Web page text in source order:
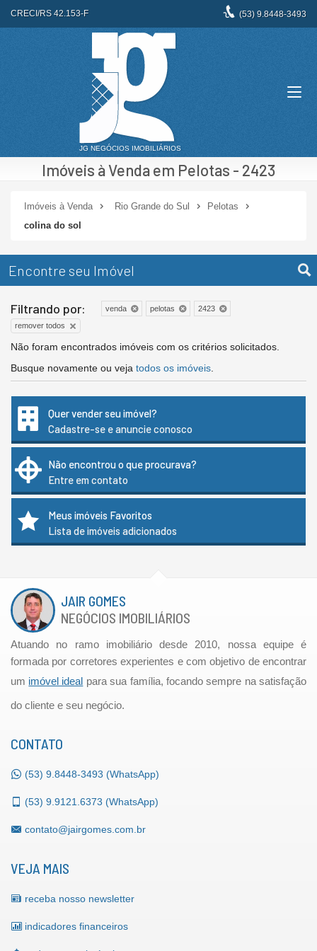
CRECI/RS 42.153-F (53) 9.8448-3493
Imóveis à Venda em Pelotas - 2423
Imóveis à Venda Rio Grande do Sul
Pelotas
colina do sol
Encontre seu Imóvel
Filtrando por: venda pelotas
2423
remover todos
Não foram encontrados imóveis com os critérios solicitados.
Busque novamente ou veja todos os imóveis
Quer vender seu imóvel?
Cadastre-se e anuncie conosco
Não encontrou o que procurava?
Entre em contato
Meus imóveis Favoritos
Lista de imóveis adicionados
JAIR GOMES
NEGÓCIOS IMOBILIÁRIOS
Atuando no ramo imobiliário desde 2010, nossa equipe é
formada por corretores experientes e com objetivo de encontrar
um imóvel ideal para sua família, focando sempre na satisfação
do cliente e seu negócio.
CONTATO
(53) 9.8448-3493 (WhatsApp)
(53) 9.9121.6373 (WhatsApp)
contato@jairgomes.com.br
VEJA MAIS
receba nosso newsletter
indicadores financeiros